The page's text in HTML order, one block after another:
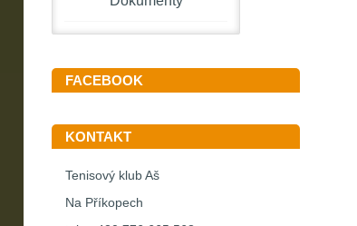
FACEBOOK
KONTAKT
Tenisový klub Aš
Na Příkopech